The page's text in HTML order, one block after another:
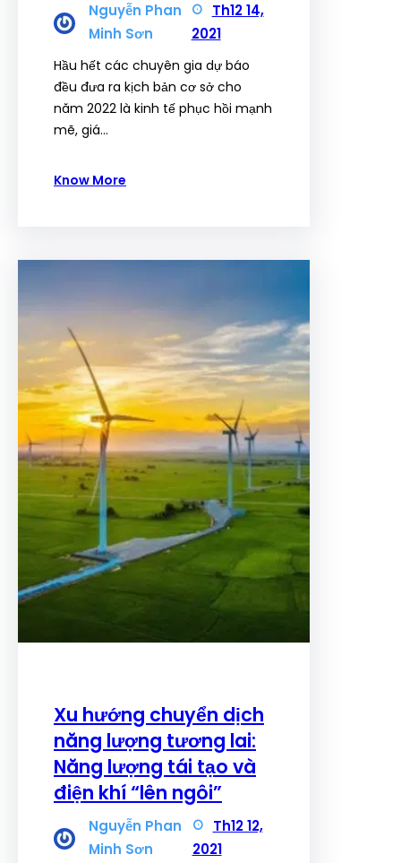
Nguyễn Phan
Minh Sơn
Th12 14,
2021
Hầu hết các chuyên gia dự báo
đều đưa ra kịch bản cơ sở cho
năm 2022 là kinh tế phục hồi mạnh
mẽ, giá…
Know More
Xu hướng chuyển dịch
năng lượng tương lai:
Năng lượng tái tạo và
điện khí “lên ngôi”
Nguyễn Phan
Minh Sơn
Th12 12,
2021